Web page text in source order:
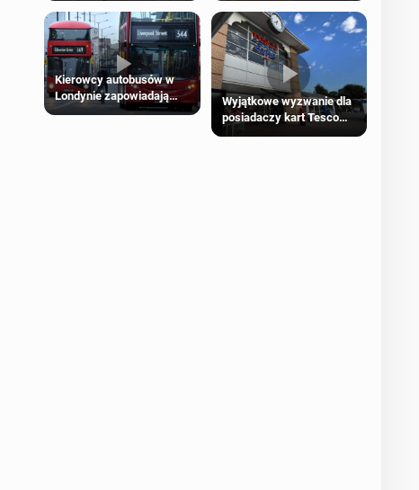
świecie
Kierowcy autobusów w
Londynie zapowiadają
strajki
Wyjątkowe wyzwanie dla
posiadaczy kart Tesco
Clubcard!